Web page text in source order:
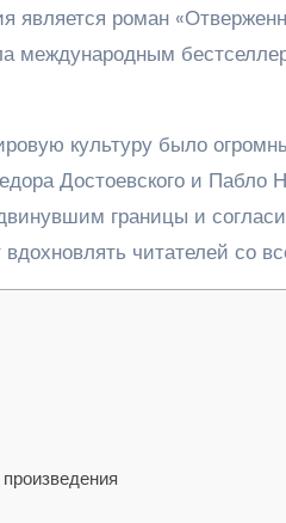
является роман
международным
культуру было
Достоевского и Пабло
границы и
читателей со